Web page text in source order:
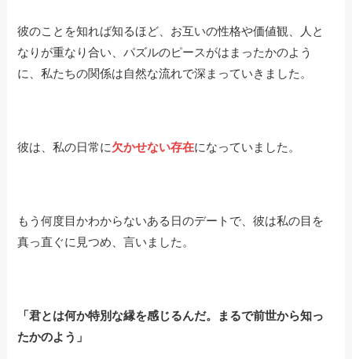
彼のことを知れば知るほど、お互いの性格や価値観、人と
なりが重なり合い、パズルのピースがはまったかのよう
に、私たちの関係は自然な流れで深まっていきました。
彼は、私の日常に欠かせない存在になっていました。
もう何度目かわからないある日のデートで、彼は私の目を
真っ直ぐに見つめ、言いました。
「君とは何か特別な縁を感じるんだ。まるで前世から知っ
たかのよう」